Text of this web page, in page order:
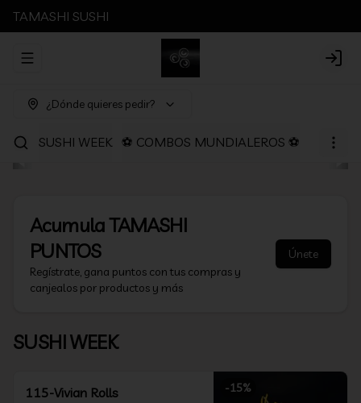
TAMASHI SUSHI
Abrir menu de navegación Login
¿Dónde quieres pedir?
SUSHI WEEK ⚽ COMBOS MUNDIALEROS ⚽
AcumulaTAMASHI
PUNTOS
Regístrate, gana puntos con tus compras y
canjealos por productos y más
Únete
SUSHI WEEK
-15%
115-Vivian Rolls